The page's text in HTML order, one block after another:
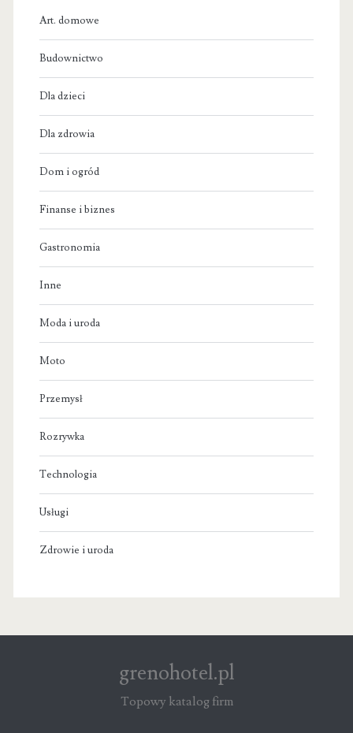
Art. domowe
Budownictwo
Dla dzieci
Dla zdrowia
Dom i ogród
Finanse i biznes
Gastronomia
Inne
Moda i uroda
Moto
Przemysł
Rozrywka
Technologia
Usługi
Zdrowie i uroda
grenohotel.pl
Topowy katalog firm